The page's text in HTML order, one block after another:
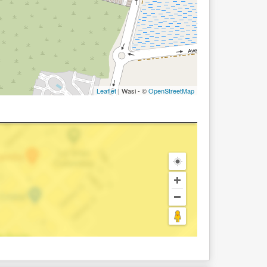
Leaflet | Wasi - ©OpenStreetMap